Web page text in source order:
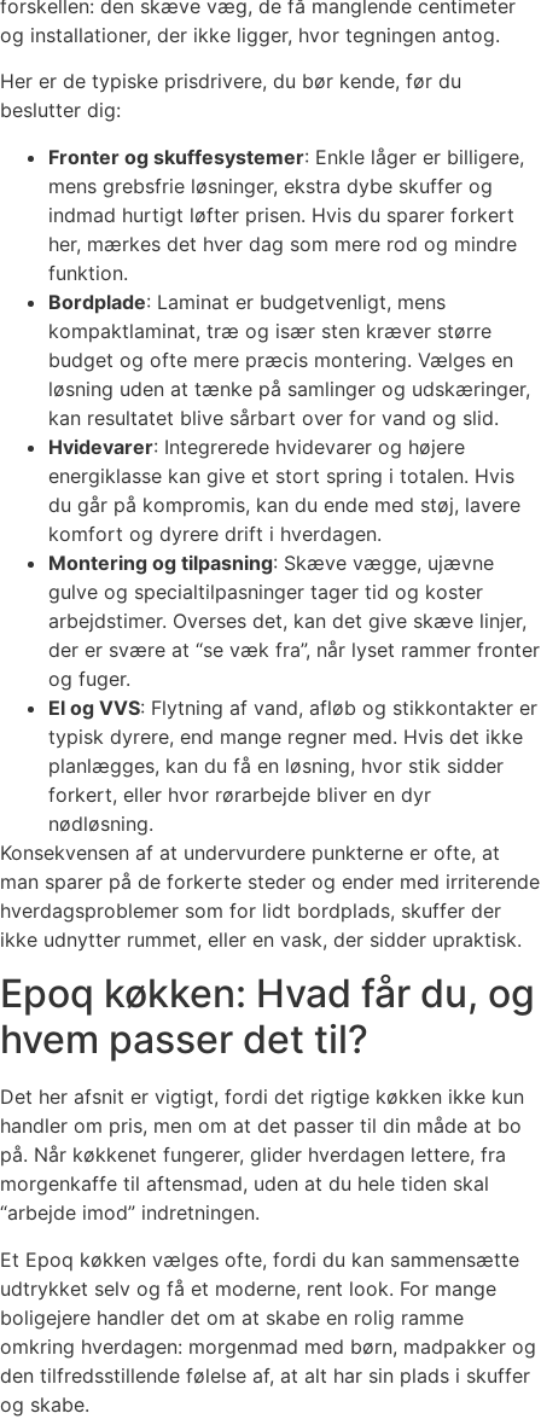
forskellen: den skæve væg, de få manglende centimeter
og installationer, der ikke ligger, hvor tegningen antog.
Her er de typiske prisdrivere, du bør kende, før du
beslutter dig:
Fronter og skuffesystemer: Enkle låger er billigere,
mens grebsfrie løsninger, ekstra dybe skuffer og
indmad hurtigt løfter prisen. Hvis du sparer forkert
her, mærkes det hver dag som mere rod og mindre
funktion.
Bordplade: Laminat er budgetvenligt, mens
kompaktlaminat, træ og især sten kræver større
budget og ofte mere præcis montering. Vælges en
løsning uden at tænke på samlinger og udskæringer,
kan resultatet blive sårbart over for vand og slid.
Hvidevarer: Integrerede hvidevarer og højere
energiklasse kan give et stort spring i totalen. Hvis
du går på kompromis, kan du ende med støj, lavere
komfort og dyrere drift i hverdagen.
Montering og tilpasning: Skæve vægge, ujævne
gulve og specialtilpasninger tager tid og koster
arbejdstimer. Overses det, kan det give skæve linjer,
der er svære at “se væk fra”, når lyset rammer fronter
og fuger.
El og VVS: Flytning af vand, afløb og stikkontakter er
typisk dyrere, end mange regner med. Hvis det ikke
planlægges, kan du få en løsning, hvor stik sidder
forkert, eller hvor rørarbejde bliver en dyr
nødløsning.
Konsekvensen af at undervurdere punkterne er ofte, at
man sparer på de forkerte steder og ender med irriterende
hverdagsproblemer som for lidt bordplads, skuffer der
ikke udnytter rummet, eller en vask, der sidder upraktisk.
Epoq køkken: Hvad får du, og
hvem passer det til?
Det her afsnit er vigtigt, fordi det rigtige køkken ikke kun
handler om pris, men om at det passer til din måde at bo
på. Når køkkenet fungerer, glider hverdagen lettere, fra
morgenkaffe til aftensmad, uden at du hele tiden skal
“arbejde imod” indretningen.
Et Epoq køkken vælges ofte, fordi du kan sammensætte
udtrykket selv og få et moderne, rent look. For mange
boligejere handler det om at skabe en rolig ramme
omkring hverdagen: morgenmad med børn, madpakker og
den tilfredsstillende følelse af, at alt har sin plads i skuffer
og skabe.